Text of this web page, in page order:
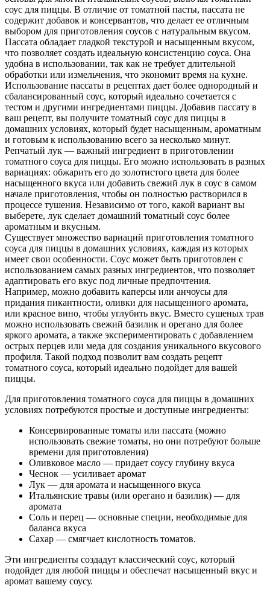
соус для пиццы. В отличие от томатной пасты, пассата не
содержит добавок и консервантов, что делает ее отличным
выбором для приготовления соусов с натуральным вкусом.
Пассата обладает гладкой текстурой и насыщенным вкусом,
что позволяет создать идеальную консистенцию соуса. Она
удобна в использовании, так как не требует длительной
обработки или измельчения, что экономит время на кухне.
Использование пассаты в рецептах дает более однородный и
сбалансированный соус, который идеально сочетается с
тестом и другими ингредиентами пиццы. Добавив пассату в
ваш рецепт, вы получите томатный соус для пиццы в
домашних условиях, который будет насыщенным, ароматным
и готовым к использованию всего за несколько минут.
Репчатый лук — важный ингредиент в приготовлении
томатного соуса для пиццы. Его можно использовать в разных
вариациях: обжарить его до золотистого цвета для более
насыщенного вкуса или добавить свежий лук в соус в самом
начале приготовления, чтобы он полностью растворился в
процессе тушения. Независимо от того, какой вариант вы
выберете, лук сделает домашний томатный соус более
ароматным и вкусным.
Существует множество вариаций приготовления томатного
соуса для пиццы в домашних условиях, каждая из которых
имеет свои особенности. Соус может быть приготовлен с
использованием самых разных ингредиентов, что позволяет
адаптировать его вкус под личные предпочтения.
Например, можно добавить каперсы или анчоусы для
придания пикантности, оливки для насыщенного аромата,
или красное вино, чтобы углубить вкус. Вместо сушеных трав
можно использовать свежий базилик и орегано для более
яркого аромата, а также экспериментировать с добавлением
острых перцев или меда для создания уникального вкусового
профиля. Такой подход позволит вам создать рецепт
томатного соуса, который идеально подойдет для вашей
пиццы.
Для приготовления томатного соуса для пиццы в домашних
условиях потребуются простые и доступные ингредиенты:
Консервированные томаты или пассата (можно
использовать свежие томаты, но они потребуют больше
времени для приготовления)
Оливковое масло — придает соусу глубину вкуса
Чеснок — усиливает аромат
Лук — для аромата и насыщенного вкуса
Итальянские травы (или орегано и базилик) — для
аромата
Соль и перец — основные специи, необходимые для
баланса вкуса
Сахар — смягчает кислотность томатов.
Эти ингредиенты создадут классический соус, который
подойдет для любой пиццы и обеспечат насыщенный вкус и
аромат вашему соусу.